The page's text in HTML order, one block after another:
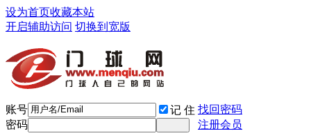
设为首页收藏本站
开启辅助访问 切换到宽版
账号 记 住 找回密码
密码
注册会员